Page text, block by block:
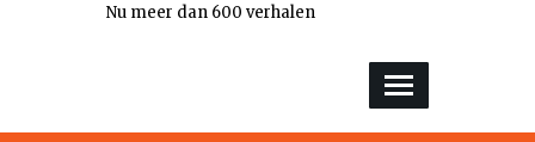
Nu meer dan 600 verhalen